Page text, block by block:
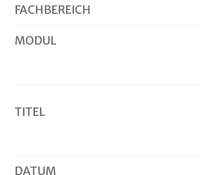
FACHBEREICH
MODUL
TITEL
DATUM